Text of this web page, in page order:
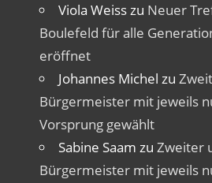
Viola Weisszu Neuer
Boulefeld für alle
eröffnet
Johannes Michel zu
Bürgermeister mit jeweils
Vorsprung gewählt
Sabine Saam zu Zweiter
Bürgermeister mit jeweils